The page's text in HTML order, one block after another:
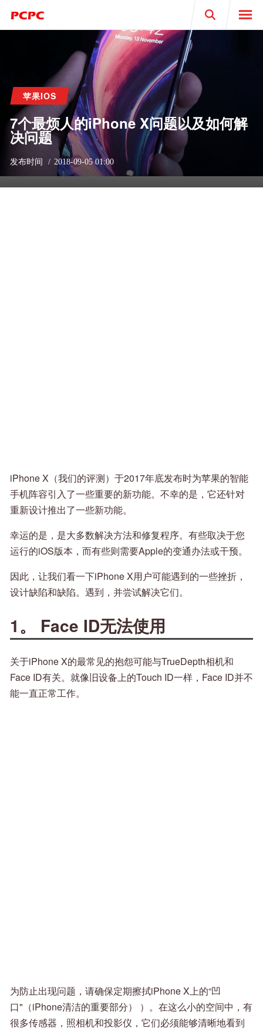
Search
苹果IOS
7个最烦人的iPhone X问题以及如何解
决问题
发布时间 2018-09-05 01:00
iPhone X（我们的评测）于2017年底发布时为苹果的智能
手机阵容引入了一些重要的新功能。不幸的是，它还针对
重新设计推出了一些新功能。
幸运的是，是大多数解决方法和修复程序。有些取决于您
运行的iOS版本，而有些则需要Apple的变通办法或干预。
因此，让我们看一下iPhone X用户可能遇到的一些挫折，
设计缺陷和缺陷。遇到，并尝试解决它们。
1。 Face ID无法使用
关于iPhone X的最常见的抱怨可能与TrueDepth相机和
Face ID有关。就像旧设备上的Touch ID一样，Face ID并不
能一直正常工作。
为防止出现问题，请确保定期擦拭iPhone X上的“凹
口"（iPhone清洁的重要部分） ）。在这么小的空间中，有
很多传感器，照相机和投影仪，它们必须能够清晰地看到